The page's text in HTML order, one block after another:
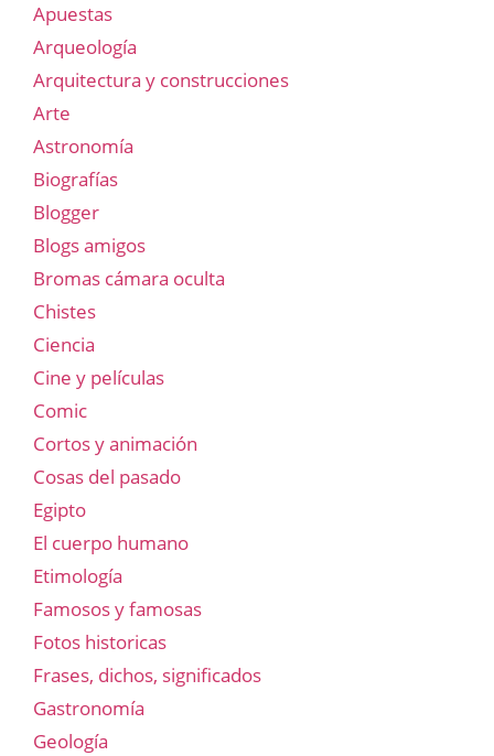
Apuestas
Arqueología
Arquitectura y construcciones
Arte
Astronomía
Biografías
Blogger
Blogs amigos
Bromas cámara oculta
Chistes
Ciencia
Cine y películas
Comic
Cortos y animación
Cosas del pasado
Egipto
El cuerpo humano
Etimología
Famosos y famosas
Fotos historicas
Frases, dichos, significados
Gastronomía
Geología